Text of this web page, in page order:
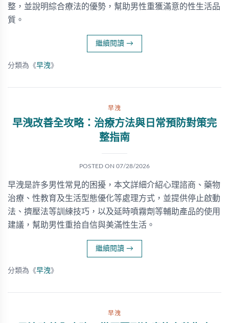
整，並說明綜合療法的優勢，幫助男性重獲滿意的性生活品
質。
繼續閱讀 →
分類為《早洩》
早洩
早洩改善全攻略：治療方法與日常預防對策完
整指南
POSTED ON 07/28/2026
早洩是許多男性常見的困擾，本文詳細介紹心理諮商、藥物
治療、性教育及生活型態優化等處理方式，並提供停止啟動
法、擠壓法等訓練技巧，以及延時噴霧劑等輔助產品的使用
建議，幫助男性重拾自信與美滿性生活。
繼續閱讀 →
分類為《早洩》
早洩